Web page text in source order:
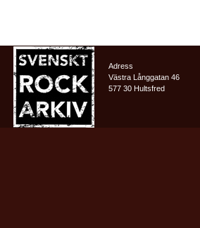
Adress
Västra Långgatan 46
577 30 Hultsfred